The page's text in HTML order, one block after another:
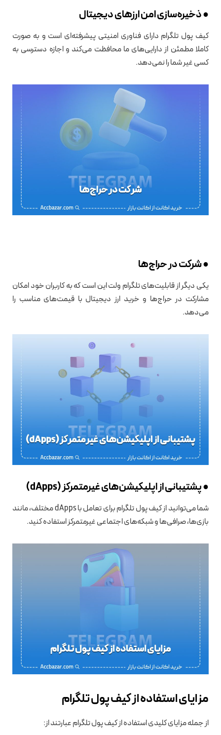
● ذخیره‌سازی امن ارزهای دیجیتال
کیف پول تلگرام دارای فناوری امنیتی پیشرفته‌ای است و به صورت
کاملا مطمئن از دارایی‌های ما محافظت می‌کند و اجازه دسترسی به
کسی غیر شما را نمی‌دهد.
● شرکت در حراج‌ها
یکی دیگر از قابلیت‌های تلگرام ولت این است که به کاربران خود امکان
مشارکت در حراج‌ها و خرید ارز دیجیتال با قیمت‌های مناسب را
می‌دهد.
● پشتیبانی از اپلیکیشن‌های غیرمتمرکز (dApps
)
شما می‌توانید از کیف پول تلگرام برای تعامل با dApps مختلف، مانند
بازی‌ها، صرافی‌ها و شبکه‌های اجتماعی غیرمتمرکز استفاده کنید.
مزایای استفاده از کیف پول تلگرام
از جمله مزایای کلیدی استفاده از کیف پول تلگرام عبارتند از: